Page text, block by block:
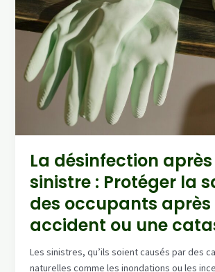
La désinfection
sinistre : Protéger la
des occupants après
accident ou une
Les sinistres, qu’ils soient causés par des
naturelles comme les inondations ou les